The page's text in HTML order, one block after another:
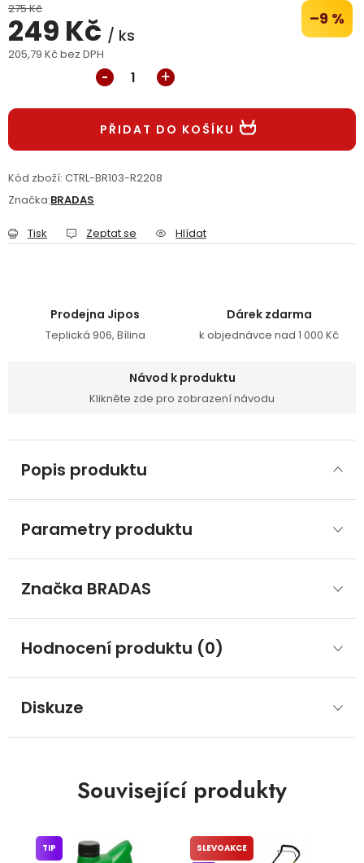
Reklamační formulář
Obchodní podmínky Reklamační řád
Podmínky ochrany osobních údajů
275 Kč –9 %
249 Kč / ks
205,79 Kč bez DPH
PŘIDAT DO KOŠÍKU
Kód zboží: CTRL-BR103-R2208
Značka:BRADAS
Tisk Zeptat se Hlídat
Prodejna Jipos
Teplická 906, Bílina
Dárek zdarma
k objednávce nad 1 000 Kč
Návod k produktu
Klikněte zde pro zobrazení návodu
Popis produktu
Parametry produktu
Značka BRADAS
Hodnocení produktu (0)
Diskuze
Související produkty
TIP SLEVOAKCE